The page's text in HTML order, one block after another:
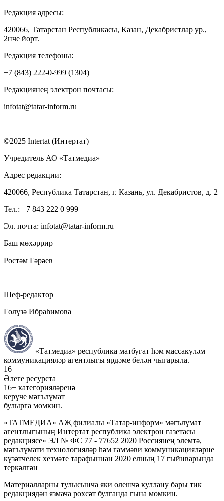
Редакция адресы:
420066, Татарстан Республикасы, Казан, Декабристлар ур.,
2нче йорт.
Редакция телефоны:
+7 (843) 222-0-999 (1304)
Редакциянең электрон почтасы:
infotat@tatar-inform.ru
©2025 Intertat (Интертат)
Учредитель АО «Татмедиа»
Адрес редакции:
420066, Республика Татарстан, г. Казань, ул. Декабристов, д. 2
Тел.: +7 843 222 0 999
Эл. почта: infotat@tatar-inform.ru
Баш мөхәррир
Рөстәм Гәрәев
Шеф-редактор
Гөлүзә Ибраһимова
«Татмедиа» республика матбугат һәм массакүләм
коммуникацияләр агентлыгы ярдәме белән чыгарыла.
16+
Әлеге ресурста
16+ категорияләренә
керүче мәгълүмат
булырга мөмкин.
«ТАТМЕДИА» АҖ филиалы «Татар-информ» мәгълүмат
агентлыгының Интертат республика электрон газетасы
редакциясе» ЭЛ № ФС 77 - 77652 2020 Россиянең элемтә,
мәгълүмати технологияләр һәм гаммәви коммуникацияләрне
күзәтчелек хезмәте тарафыннан 2020 елның 17 гыйнварында
теркәлгән
Материалларны тулысынча яки өлешчә куллану бары тик
редакциядән язмача рөхсәт булганда гына мөмкин.